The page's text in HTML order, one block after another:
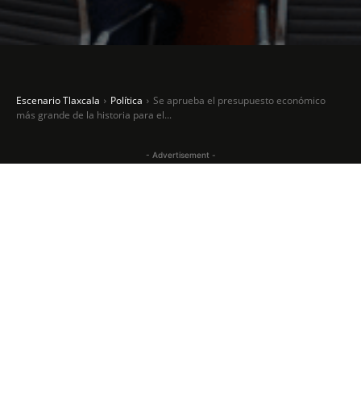
Escenario Tlaxcala Política
Se aprueba el presupuesto económico
más grande de la historia para el...
- Advertisement -